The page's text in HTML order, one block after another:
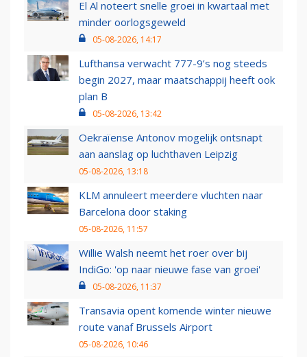
El Al noteert snelle groei in kwartaal met
minder oorlogsgeweld
05-08-2026, 14:17
Lufthansa verwacht 777-9’s nog steeds
begin 2027, maar maatschappij heeft ook
plan B
05-08-2026, 13:42
Oekraïense Antonov mogelijk ontsnapt
aan aanslag op luchthaven Leipzig
05-08-2026, 13:18
KLM annuleert meerdere vluchten naar
Barcelona door staking
05-08-2026, 11:57
Willie Walsh neemt het roer over bij
IndiGo: 'op naar nieuwe fase van groei'
05-08-2026, 11:37
Transavia opent komende winter nieuwe
route vanaf Brussels Airport
05-08-2026, 10:46